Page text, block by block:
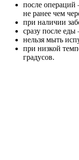
после операций
не ранее чем
при наличии
сразу после
нельзя мыть
при низкой
градусов.